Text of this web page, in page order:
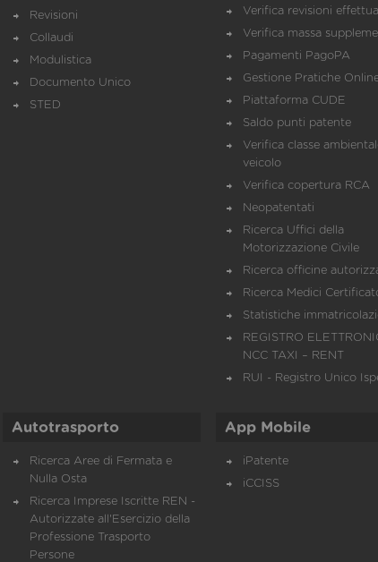
Revisioni
Collaudi
Modulistica
Documento Unico
STED
Verifica revisioni
Verifica massa
Pagamenti PagoPA
Gestione Pratiche
Piattaforma CUDE
Saldo punti patente
Verifica classe
veicolo
Verifica copertura RCA
Neopatentati
Ricerca Uffici della
Motorizzazione Civile
Ricerca officine
Ricerca Medici
Statistiche
REGISTRO
NCC TAXI – RENT
RUI - Registro Unico
Autotrasporto
Ricerca Aree di Fermata e
Nulla Osta
Ricerca Imprese Iscritte REN -
Autorizzate all'Esercizio della
Professione Trasporto
Persone
App Mobile
iPatente
iCCISS